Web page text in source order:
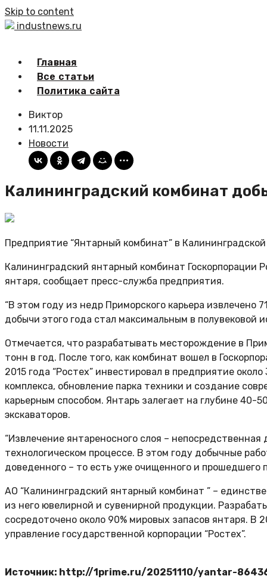
Skip to content
industnews.ru
Главная
Все статьи
Политика сайта
Виктор
11.11.2025
Новости
Калининградский комбинат
Предприятие “Янтарный комбинат” в
Калининградский янтарный комбинат Госкорпорации
янтаря, сообщает пресс-служба предприятия.
“В этом году из недр Приморского карьера
добычи этого года стал максимальным в полувековой
Отмечается, что разрабатывать месторождение в
тонн в год. После того, как комбинат вошел в
2015 года “Ростех” инвестировал в предприятие
комплекса, обновление парка техники и создание
карьерным способом. Янтарь залегает на глубине
экскаваторов.
“Извлечение янтареносного слоя –
технологическом процессе. В этом году добычные
доведенного – то есть уже очищенного и прошедшего
АО “Калининградский янтарный комбинат ” –
из него ювелирной и сувенирной продукции.
сосредоточено около 90% мировых запасов янтаря.
управление государственной корпорации “Ростех”.
Источник: http://1prime.ru/20251110/yantar-